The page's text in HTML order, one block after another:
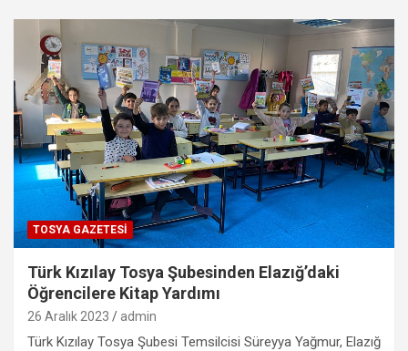
TOSYA GAZETESI
Türk Kızılay Tosya Şubesinden Elazığ’daki
Öğrencilere Kitap Yardımı
26 Aralık 2023 admin
Türk Kızılay Tosya Şubesi Temsilcisi Süreyya Yağmur, Elazığ